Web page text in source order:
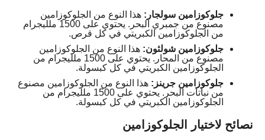
جلوكوزامين سولجار: هذا النوع من الجلوكوزامين
مصنوع من جمبري البحر. يحتوي على 1500 ملليجرام
من الجلوكوزامين الكبريتي في كل قرص.
جلوكوزامين شولثون: هذا النوع من الجلوكوزامين
مصنوع من المحار. يحتوي على 1500 ملليجرام من
الجلوكوزامين الكبريتي في كل كبسولة.
جلوكوزامين جرينز: هذا النوع من الجلوكوزامين مصنوع
من نباتات البحر. يحتوي على 1500 ملليجرام من
الجلوكوزامين الكبريتي في كل كبسولة.
نصائح لاختيار الجلوكوزامين